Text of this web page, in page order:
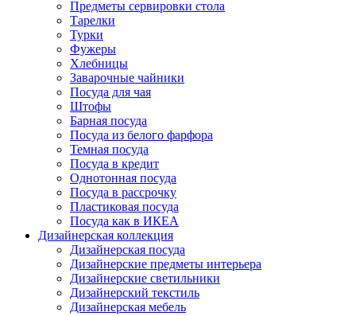
Предметы сервировки стола
Тарелки
Турки
Фужеры
Хлебницы
Заварочные чайники
Посуда для чая
Штофы
Барная посуда
Посуда из белого фарфора
Темная посуда
Посуда в кредит
Однотонная посуда
Посуда в рассрочку
Пластиковая посуда
Посуда как в ИКЕА
Дизайнерская коллекция
Дизайнерская посуда
Дизайнерские предметы интерьера
Дизайнерские светильники
Дизайнерский текстиль
Дизайнерская мебель